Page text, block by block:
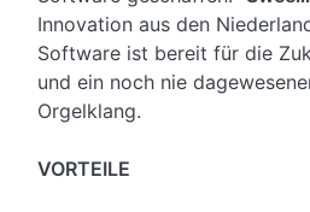
Innovation aus den
Software ist bereit für die
und ein noch nie
Orgelklang.
VORTEILE